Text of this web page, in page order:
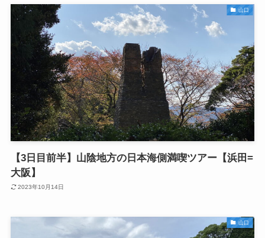
山口
【3日目前半】山陰地方の日本海側満喫ツアー【浜田=
大阪】
2023年10月14日
山口